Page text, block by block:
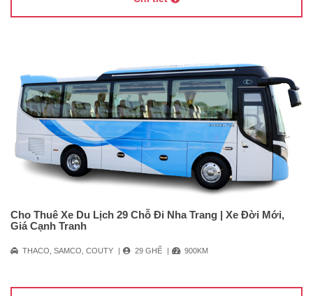
Cho Thuê Xe Du Lịch 29 Chỗ Đi Nha Trang | Xe Đời Mới,
Giá Cạnh Tranh
THACO, SAMCO, COUTY 29 GHẾ 900KM